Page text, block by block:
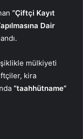
“Çiftçi Kayıt
Dair
mülkiyeti
kira
“taahhütname”